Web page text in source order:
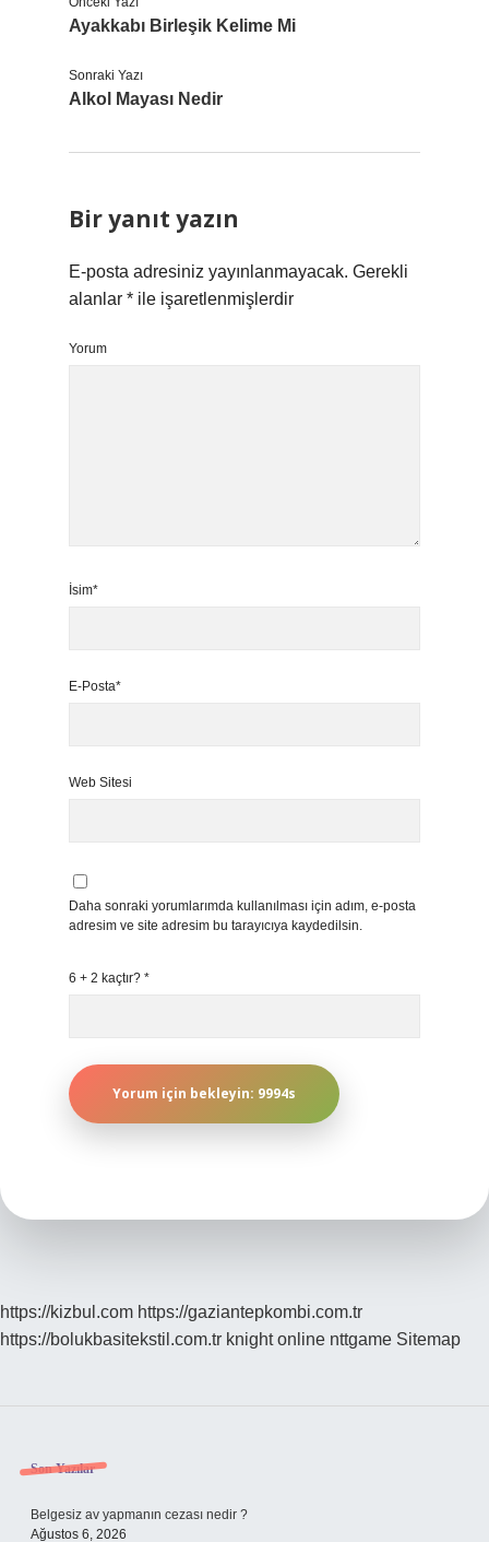
Ayakkabı Birleşik Kelime Mi
Sonraki Yazı
Alkol Mayası Nedir
Bir yanıt yazın
E-posta adresiniz yayınlanmayacak. Gerekli
alanlar * ile işaretlenmişlerdir
Yorum
İsim*
E-Posta*
Web Sitesi
Daha sonraki yorumlarımda kullanılması için adım, e-posta
adresim ve site adresim bu tarayıcıya kaydedilsin.
6 + 2 kaçtır? *
https://kizbul.com https://gaziantepkombi.com.tr
https://bolukbasitekstil.com.tr knight online nttgame Sitemap
Sidebar
Son Yazılar
Belgesiz av yapmanın cezası nedir ?
Ağustos 6, 2026